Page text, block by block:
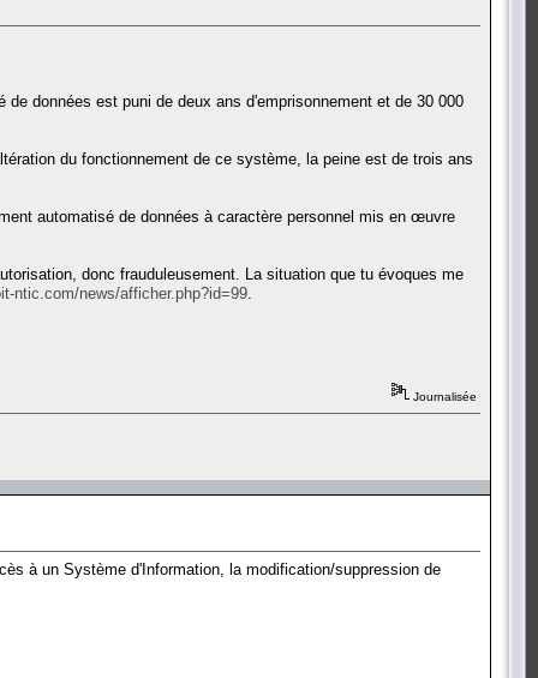
données est puni de deux ans d'emprisonnement et de 30 000
du fonctionnement de ce système, la peine est de trois ans
automatisé de données à caractère personnel mis en œuvre
donc frauduleusement. La situation que tu évoques me
ntic.com/news/afficher.php?id=99
Journalisée
à un Système d'Information, la modification/suppression de